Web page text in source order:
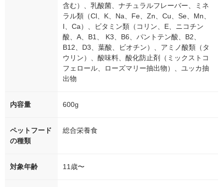
含む）、乳酸菌、ナチュラルフレーバー、ミネ
ラル類（Cl、K、Na、Fe、Zn、Cu、Se、Mn、
I、Ca）、ビタミン類（コリン、E、ニコチン
酸、A、B1、 K3、B6、パントテン酸、B2、
B12、D3、葉酸、ビオチン）、アミノ酸類（タ
ウリン）、酸味料、酸化防止剤（ミックストコ
フェロール、ローズマリー抽出物）、ユッカ抽
出物
内容量 600g
ペットフード
の種類
総合栄養食
対象年齢 11歳〜